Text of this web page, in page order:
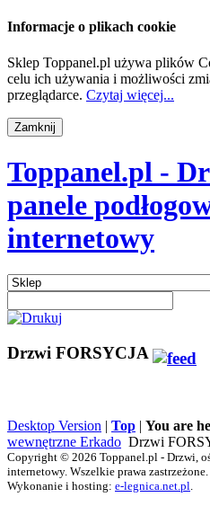
Informacje o plikach cookie
Sklep Toppanel.pl używa plików
celu ich używania i możliwości
przeglądarce. Czytaj więcej...
Toppanel.pl -
panele
internetowy
Drzwi FORSYCJA
Desktop Version | Top | You are
wewnętrzne Erkado Drzwi
Copyright © 2026 Toppanel.pl - Drzwi,
internetowy. Wszelkie prawa zastrzeżone.
Wykonanie i hosting: e-legnica.net.pl